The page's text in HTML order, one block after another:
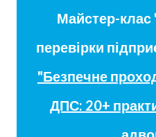
Майстер-клас
перевірки
"Безпечне
ДПС: 20+